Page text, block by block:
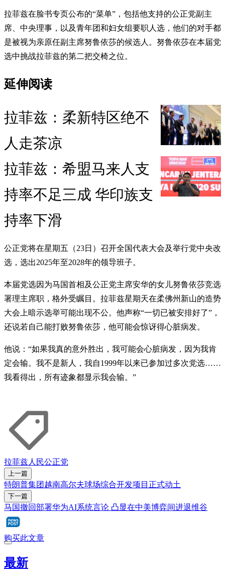
拉菲兹在脸书专页公布的“菜单”，包括他支持的公正党副主
席、中央理事，以及青年团和妇女组要职人选，他们的对手都
是被视为亲原任副主席努鲁依莎的候选人。努鲁依莎在本届党
选中挑战拉菲兹的第二把交椅之位。
延伸阅读
拉菲兹：柔新特区绝不
人走茶凉
拉菲兹：希盟马来人支
持率不足三成 华印族支
持率下滑
公正党将在星期五（23日）召开全国代表大会及举行党中央改
选，选出2025年至2028年的领导班子。
本届党选因为马国首相及公正党主席安华的女儿努鲁依莎竞选
署理主席职，格外受瞩目。拉菲兹星期天在柔佛州新山的造势
大会上暗示选举可能出现不公。他声称“一切已被安排好了”，
还说若自己能打败努鲁依莎，他可能会惊讶得心脏病发。
他说：“如果我真的意外胜出，我可能会心脏病发，因为我肯
定会输。我不是新人，我自1999年以来已参加过多次党选……
我看得出，所有迹象都显示我会输。”
拉菲兹人民公正党
上一篇
特朗普集团越南高尔夫球场综合开发项目正式动土
下一篇
马国撤回部署华为AI系统言论 凸显在中美博弈间进退维谷
购买此文章
最新